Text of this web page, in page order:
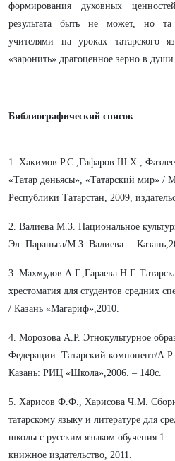
формирования духовных
результата быть не может, но та
учителями на уроках татарского
«заронить» драгоценное зерно в
Библиографический список
1. Хакимов Р.С.,Гафаров Ш.Х.,
«Татар дөньясы», «Татарский мир» /
Республики Татарстан, 2009,
2. Валиева М.З. Национальное
Эл. Параньга/М.З. Валиева. –
3. Махмудов А.Г.,Гараева Н.Г.
хрестоматия для студентов средних
/ Казань «Магариф»,2010.
4. Морозова А.Р. Этнокультурное
Федерации. Татарский компонент/
Казань: РИЦ «Школа»,2006. – 140с.
5. Харисов Ф.Ф., Харисова Ч.М.
татарскому языку и литературе для
школы с русским языком обучения.1 –
книжное издательство, 2011.